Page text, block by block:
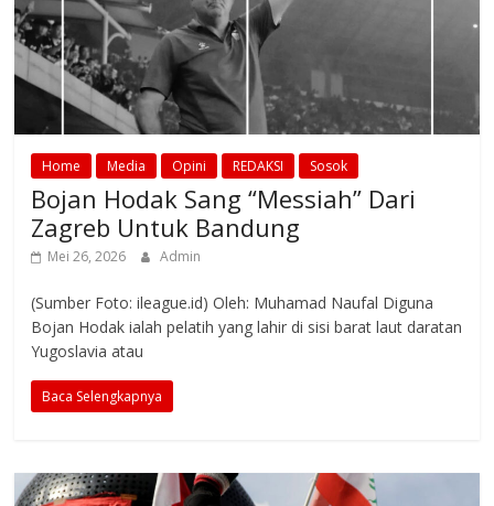
Home Media Opini REDAKSI Sosok
Bojan Hodak Sang “Messiah” Dari
Zagreb Untuk Bandung
Mei 26, 2026 Admin
(Sumber Foto: ileague.id) Oleh: Muhamad Naufal Diguna
Bojan Hodak ialah pelatih yang lahir di sisi barat laut daratan
Yugoslavia atau
Baca Selengkapnya